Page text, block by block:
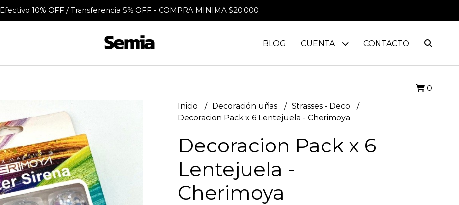
Efectivo 10% OFF / Transferencia 5% OFF - COMPRA MINIMA $20.000
BLOG CUENTA CONTACTO
0
Inicio Decoración uñas
Strasses - Deco
Decoracion Pack x 6 Lentejuela - Cherimoya
Decoracion Pack x 6
Lentejuela -
Cherimoya